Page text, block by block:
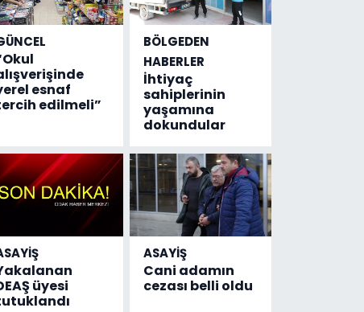
esnaf
edilmeli”
BÖLGEDEN
HABERLER
İhtiyaç
sahiplerinin
yaşamına
dokundular
üyesi
ASAYİŞ
Cani adamın
cezası belli oldu